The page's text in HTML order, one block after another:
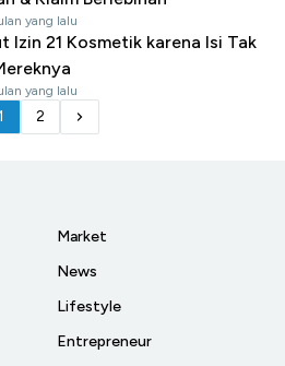
yang lalu
Izin 21 Kosmetik karena Isi Tak
yang lalu
2
Market
News
Lifestyle
Entrepreneur